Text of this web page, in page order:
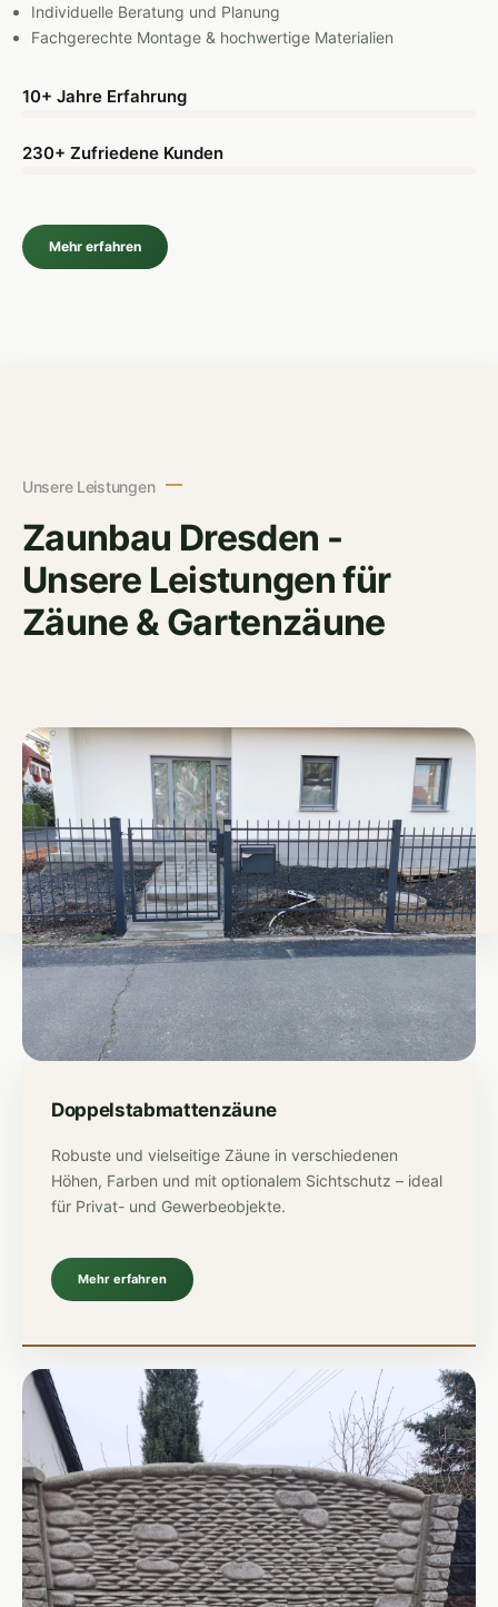
Individuelle Beratung und Planung
Fachgerechte Montage & hochwertige Materialien
10+ Jahre Erfahrung
230+ Zufriedene Kunden
Mehr erfahren
Unsere Leistungen
Zaunbau Dresden -
Unsere Leistungen für
Zäune & Gartenzäune
Doppelstabmattenzäune
Robuste und vielseitige Zäune in verschiedenen
Höhen, Farben und mit optionalem Sichtschutz – ideal
für Privat- und Gewerbeobjekte.
Mehr erfahren